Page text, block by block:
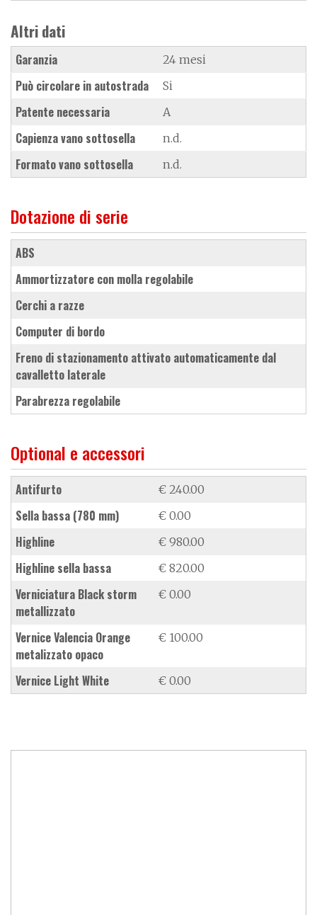
Altri dati
Garanzia 24 mesi
Può circolare in autostrada Si
Patente necessaria A
Capienza vano sottosella n.d.
Formato vano sottosella n.d.
Dotazione di serie
ABS
ammortizzatore con molla regolabile
cerchi a razze
computer di bordo
freno di stazionamento attivato automaticamente dal
cavalletto laterale
parabrezza regolabile
Optional e accessori
antifurto € 240.00
sella bassa (780 mm) € 0.00
Highline € 980.00
Highline sella bassa € 820.00
verniciatura Black storm
metallizzato
€ 0.00
vernice Valencia Orange
metalizzato opaco
€ 100.00
vernice Light White € 0.00